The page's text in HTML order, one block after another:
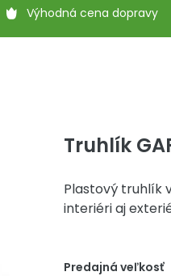
Výhodná cena dopravy
Truhlík
Plastový truhlík
interiéri aj
Predajná veľkosť